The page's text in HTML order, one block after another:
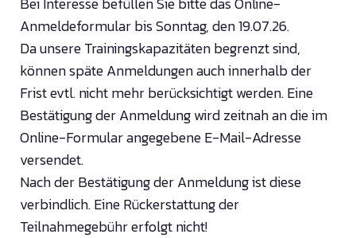
Anmeldeformular bis Sonntag, den 19.07.26.
Da unsere Trainingskapazitäten begrenzt sind,
können späte Anmeldungen auch innerhalb der
Frist evtl. nicht mehr berücksichtigt werden. Eine
Bestätigung der Anmeldung wird zeitnah an die im
Online-Formular angegebene E-Mail-Adresse
versendet.
Nach der Bestätigung der Anmeldung ist diese
verbindlich. Eine Rückerstattung der
Teilnahmegebühr erfolgt nicht!